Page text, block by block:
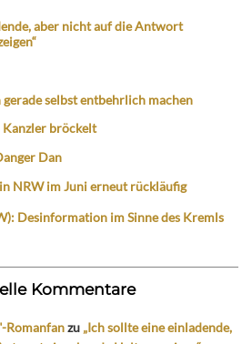
aber nicht auf die Antwort
selbst entbehrlich machen
bröckelt
Dan
NRW im Juni erneut rückläufig
Desinformation im Sinne des Kremls
Kommentare
Romanfanzu „Ich sollte eine einladende,